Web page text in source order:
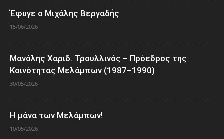
Έφυγε ο Μιχάλης Βεργαδής
15/06/2026
Μανόλης Χαριδ. Τρουλλινός – Πρόεδρος της
Κοινότητας Μελάμπων (1987–1990)
30/05/2026
Η μάνα των Μελάμπων!
10/05/2026